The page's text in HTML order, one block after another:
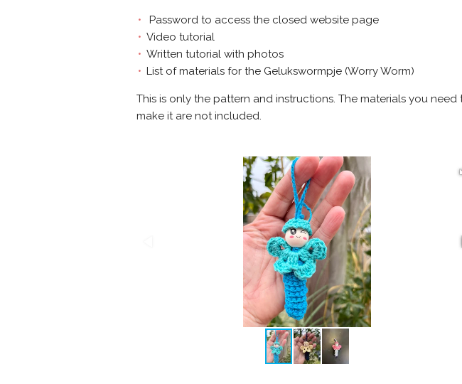
Password to access the closed website page
Video tutorial
Written tutorial with photos
List of materials for the Gelukswormpje (Worry Worm)
This is only the pattern and instructions. The materials you need
make it are not included.